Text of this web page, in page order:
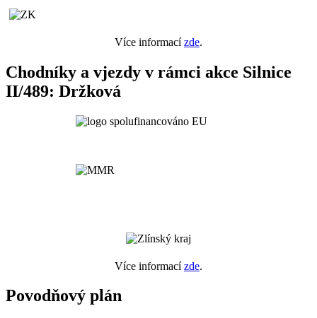
Více informacízde.
Chodníky a vjezdy v rámci akce Silnice
II/489: Držková
Více informacízde.
Povodňový plán